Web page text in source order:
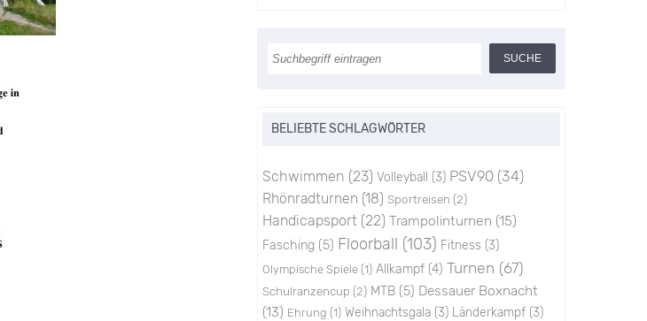
BELIEBTE SCHLAGWÖRTER
Schwimmen (23) Volleyball (3) PSV90 (34)
Rhönradturnen (18) Sportreisen (2)
Handicapsport (22) Trampolinturnen (15)
Fasching (5) Floorball (103) Fitness (3)
Olympische Spiele (1) Allkampf (4) Turnen (67)
Schulranzencup (2) MTB (5) Dessauer Boxnacht
(13) Ehrung (1) Weihnachtsgala (3) Länderkampf (3)